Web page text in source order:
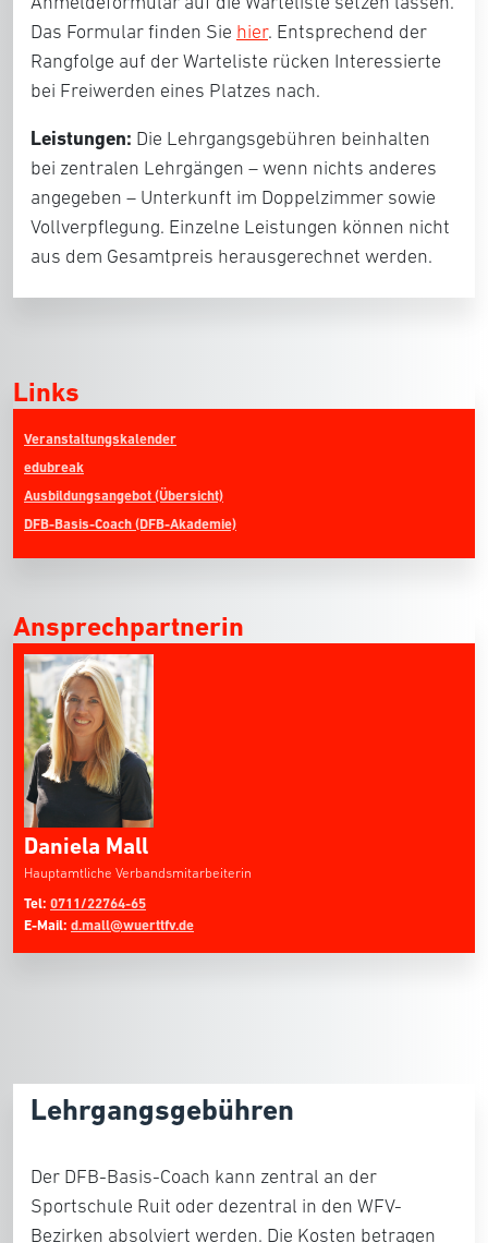
Das Formular finden Sie hier. Entsprechend der
Rangfolge auf der Warteliste rücken Interessierte
bei Freiwerden eines Platzes nach.
Leistungen: Die Lehrgangsgebühren beinhalten
bei zentralen Lehrgängen – wenn nichts anderes
angegeben – Unterkunft im Doppelzimmer sowie
Vollverpflegung. Einzelne Leistungen können nicht
aus dem Gesamtpreis herausgerechnet werden.
Links
Veranstaltungskalender
edubreak
Ausbildungsangebot (Übersicht)
DFB-Basis-Coach (DFB-Akademie)
Ansprechpartnerin
Daniela Mall
Hauptamtliche Verbandsmitarbeiterin
Tel: 0711/22764-65
E-Mail: d.mall@wuerttfv.de
Lehrgangsgebühren
Der DFB-Basis-Coach kann zentral an der
Sportschule Ruit oder dezentral in den WFV-
Bezirken absolviert werden. Die Kosten betragen